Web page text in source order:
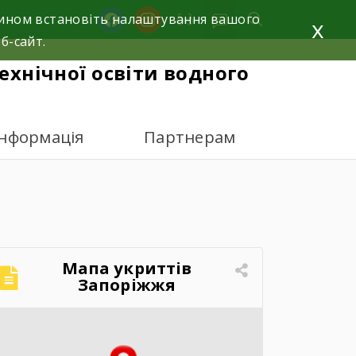
facebookinstagram
освіти водного
Партнерам
Мапа укриттів
Запоріжжя
встановіть налаштування вашого
сайт.
x